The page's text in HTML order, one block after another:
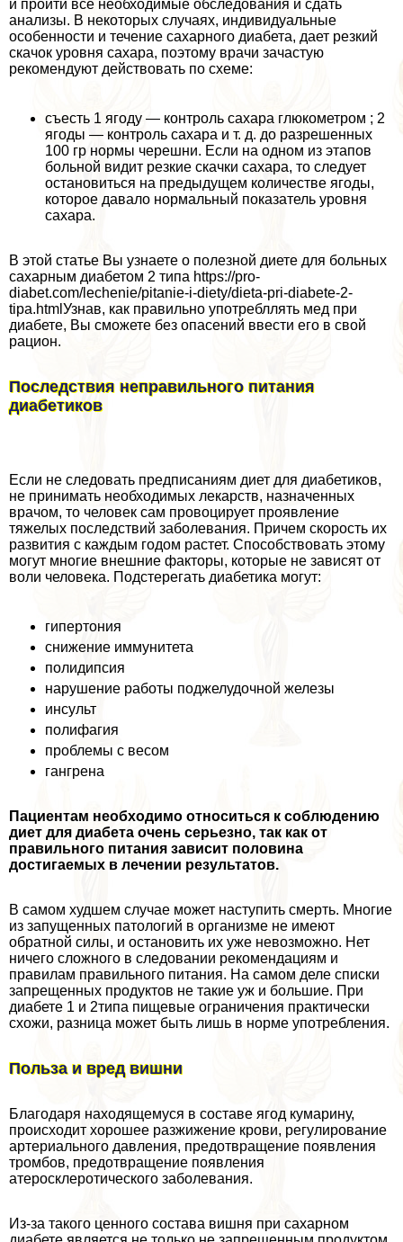
и пройти все необходимые обследования и сдать
анализы. В некоторых случаях, индивидуальные
особенности и течение сахарного диабета, дает резкий
скачок уровня сахара, поэтому врачи зачастую
рекомендуют действовать по схеме:
съесть 1 ягоду — контроль сахара глюкометром ; 2
ягоды — контроль сахара и т. д. до разрешенных
100 гр нормы черешни. Если на одном из этапов
больной видит резкие скачки сахара, то следует
остановиться на предыдущем количестве ягоды,
которое давало нормальный показатель уровня
сахара.
В этой статье Вы узнаете о полезной диете для больных
сахарным диабетом 2 типа https://pro-
diabet.com/lechenie/pitanie-i-diety/dieta-pri-diabete-2-
tipa.htmlУзнав, как правильно употрeбллять мед при
диабете, Вы сможете без опасений ввести его в свой
рацион.
Последствия неправильного питания
диабетиков
Если не следовать предписаниям диет для диабетиков,
не принимать необходимых лекарств, назначенных
врачом, то человек сам провоцирует проявление
тяжелых последствий заболевания. Причем скорость их
развития с каждым годом растет. Способствовать этому
могут многие внешние факторы, которые не зависят от
воли человека. Подстерегать диабетика могут:
гипертония
снижение иммунитета
полидипсия
нарушение работы поджелудочной железы
инсульт
полифагия
проблемы с весом
гангрена
Пациентам необходимо относиться к соблюдению
диет для диабета очень серьезно, так как от
правильного питания зависит половина
достигаемых в лечении результатов.
В самом худшем случае может наступить cмepть. Многие
из запущенных патологий в организме не имеют
обратной силы, и остановить их уже невозможно. Нет
ничего сложного в следовании рекомендациям и
правилам правильного питания. На самом деле списки
запрещенных продуктов не такие уж и большие. При
диабете 1 и 2типа пищевые ограничения пpaктически
схожи, разница может быть лишь в норме употрeбления.
Польза и вред вишни
Благодаря находящемуся в составе ягод кумарину,
происходит хорошее разжижение крови, регулирование
артериального давления, предотвращение появления
тромбов, предотвращение появления
атеросклеротического заболевания.
Из-за такого ценного состава вишня при сахарном